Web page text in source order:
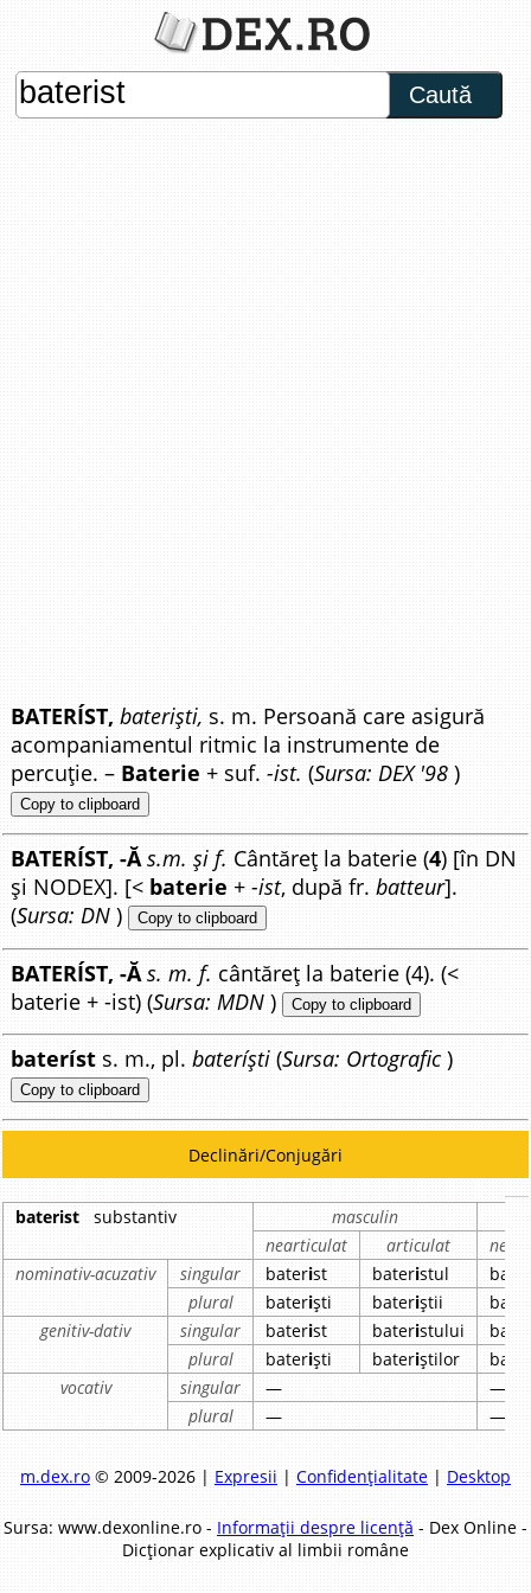
Caută
BATERÍST, bateriști, s. m. Persoană care asigură
acompaniamentul ritmic la instrumente de
percuție. – Baterie + suf.-ist. (Sursa: DEX '98 )
Copy to clipboard
BATERÍST, -Ă s.m. și f. Cântăreț la baterie (4) [în DN
și NODEX]. [< baterie +-ist, după fr.batteur].
(Sursa: DN ) Copy to clipboard
BATERÍST, -Ă s. m. f. cântăreț la baterie (4). (<
baterie + -ist) (Sursa: MDN ) Copy to clipboard
bateríst s. m., pl.bateríști (Sursa: Ortografic )
Copy to clipboard
Declinări/Conjugări
baterist substantiv
masculin
nearticulat
articulat
nominativ-acuzativ
singular baterist bateristul
plural
bateriști bateriștii
genitiv-dativ
singular baterist bateristului
plural
bateriști bateriștilor
vocativ
singular —
—
plural
— —
m.dex.ro© 2009-2026 | Expresii | Confidențialitate| Desktop
Sursa: www.dexonline.ro - Informații despre licență - Dex Online -
Dicționar explicativ al limbii române